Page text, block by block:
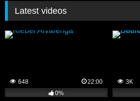
Latest videos
648
22:00
0%
3K